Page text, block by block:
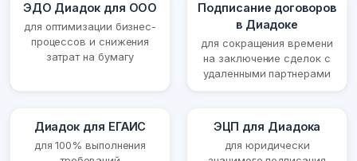
ЭДО Диадок для ООО
для оптимизации бизнес-
процессов и снижения
затрат на бумагу
Подписание договоров
в Диадоке
для сокращения времени
на заключение сделок с
удаленными партнерами
Диадок для ЕГАИС
для 100% выполнения
ЭЦП для Диадока
для юридически